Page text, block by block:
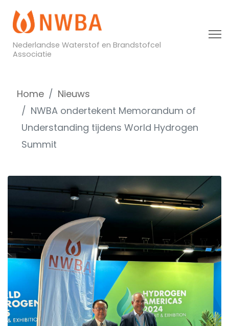
Nederlandse Waterstof en Brandstofcel
Associatie
Home
Nieuws
NWBA ondertekent Memorandum of
Understanding tijdens World Hydrogen
Summit